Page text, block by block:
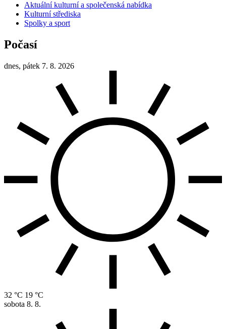
Aktuální kulturní a společenská nabídka
Kulturní střediska
Spolky a sport
Počasí
dnes, pátek 7. 8. 2026
32 °C 19 °C
sobota 8. 8.